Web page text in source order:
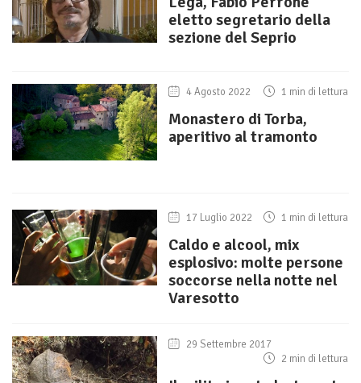
eletto segretario della
sezione del Seprio
4 Agosto 2022 1 min di lettura
Monastero di Torba,
aperitivo al tramonto
17 Luglio 2022 1 min di lettura
Caldo e alcool, mix
esplosivo: molte persone
soccorse nella notte nel
Varesotto
29 Settembre 2017
2 min di lettura